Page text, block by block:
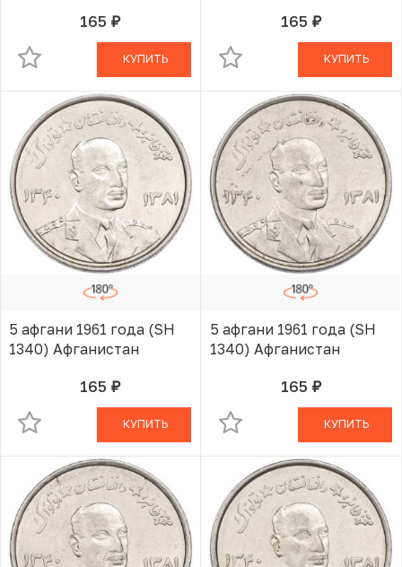
165 руб.В КОРЗИНЕ
КУПИТЬ
165 руб.В КОРЗИНЕ
КУПИТЬ
5 афгани 1961 года (SH
1340) Афганистан
165 руб.В КОРЗИНЕ
КУПИТЬ
5 афгани 1961 года (SH
1340) Афганистан
165 руб.В КОРЗИНЕ
КУПИТЬ